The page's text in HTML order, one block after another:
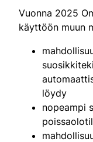
Vuonna 2025
käyttöön muun
löydy
nopeampi